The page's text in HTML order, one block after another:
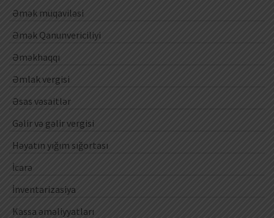
Əmək müqaviləsi
Əmək Qanunvericiliyi
Əməkhaqqı
Əmlak vergisi
Əsas vəsaitlər
Gəlir və gəlir vergisi
Həyatın yığım sığortası
İcarə
İnventarizasiya
Kassa əməliyyatları